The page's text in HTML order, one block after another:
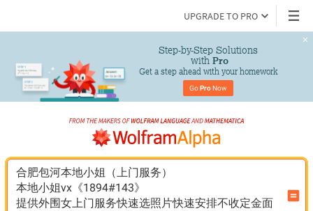
UPGRADE TO PRO
Step-by-Step Solutions
with Pro
Get a step ahead with your homework
Go Pro Now
合肥包河本地小姐（上门服务）
本地小姐vx《1894#143》
提供外围女上门服务快速选照片快速安排不收定金面